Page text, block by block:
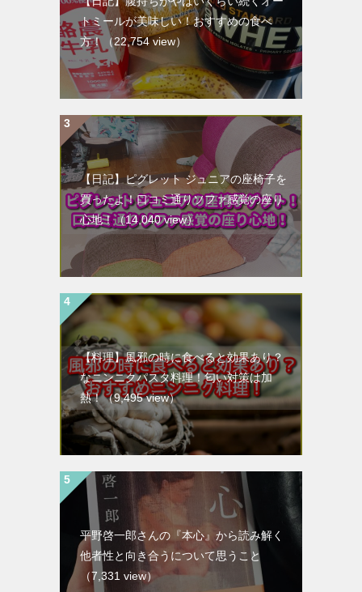
トミールが美味しい！おすすめの食べ
方！
（22,754 view）
【日記】ピグレット ジュニアの座椅子を
買ったよ！口コミ通りソファ感覚の座り
心地！（14,040 view）
【料理】風邪の時に食べると効果あり？
なニンニクパスタ料理！匂い対策は加
熱！（9,495 view）
平野啓一郎さんの『本心』から読み解く
他者性と向き合うについて思うこと
（7,331 view）